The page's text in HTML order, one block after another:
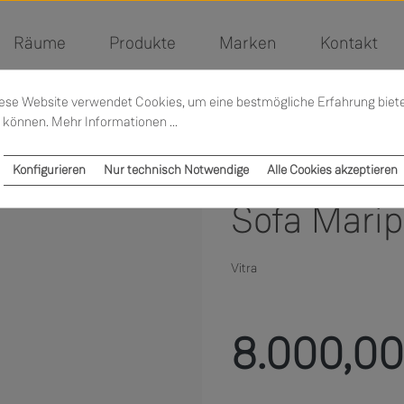
Räume Produkte Marken Kontakt
Sofa
Vitra
Website verwendet Cookies, um eine bestmögliche Erfahrung
können. Mehr Informationen ...
Nur technisch Notwendige
Konfigurieren Alle Cookies akzeptieren